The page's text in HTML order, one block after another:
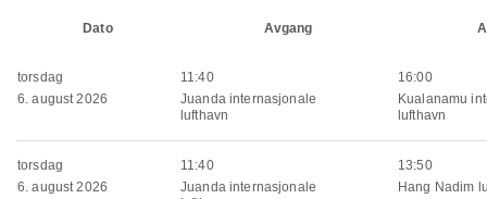
Dato Avgang
torsdag
6. august 2026
11:40
Juanda internasjonale
lufthavn
16:00
Kualanamu
lufthavn
torsdag
6. august 2026
11:40
Juanda internasjonale
13:50
Hang Nadim